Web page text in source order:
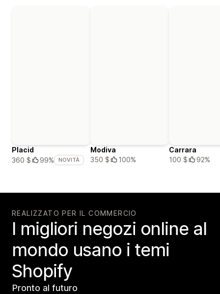
Placid
360 $
99% NOVITÀ
Modiva
350 $
100%
Carrara
100 $
92%
REALIZZATO PER IL COMMERCIO
I migliori negozi online al
mondo usano i temi
Shopify
Pronto al futuro